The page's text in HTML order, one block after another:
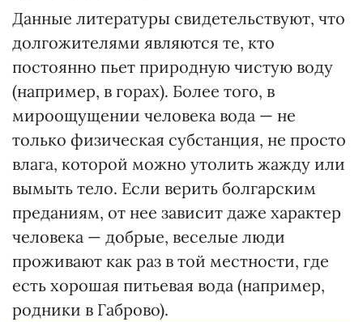
Данные литературы свидетельствуют, что
долгожителями являются те, кто
постоянно пьет природную чистую воду
(например, в горах). Более того, в
мироощущении человека вода — не
только физическая субстанция, не просто
влага, которой можно утолить жажду или
вымыть тело. Если верить болгарским
преданиям, от нее зависит даже характер
человека — добрые, веселые люди
проживают как раз в той местности, где
есть хорошая питьевая вода (например,
родники в Габрово).